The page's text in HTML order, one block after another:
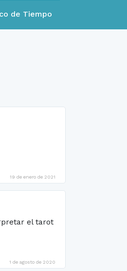
de Tiempo
19 de enero de 2021
el tarot
1 de agosto de 2020